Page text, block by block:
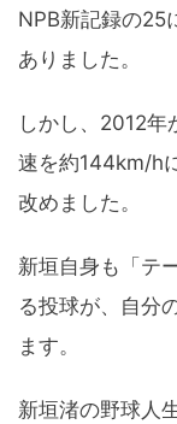
NPB新記録の25
ありました。
しかし、2012年
速を約144km/h
改めました。
新垣自身も「テ
る投球が、自分
ます。
新垣渚の野球人